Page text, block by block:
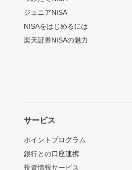
ジュニアNISA
NISAをはじめるには
楽天証券NISAの魅力
サービス
ポイントプログラム
銀行との口座連携
投資情報サービス